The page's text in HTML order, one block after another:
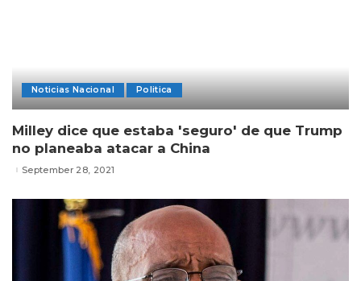
Noticias Nacional Politica
Milley dice que estaba 'seguro' de que Trump
no planeaba atacar a China
September 28, 2021